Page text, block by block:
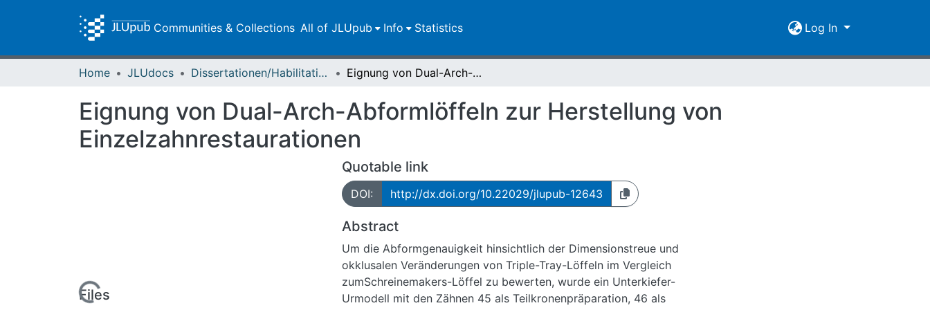
Communities & Collections All of JLUpub Info Statistics Log In
Home JLUdocs Dissertationen/Habilitationen Eignung von Dual-Arch-Abformlöffeln zur Herstellung von Einzelzahnrestaurationen
Eignung von Dual-Arch-Abformlöffeln zur Herstellung von
Einzelzahnrestaurationen
Files
Quotable link
DOI: http://dx.doi.org/10.22029/jlupub-12643
Abstract
Um die Abformgenauigkeit hinsichtlich der Dimensionstreue und
okklusalen Veränderungen von Triple-Tray-Löffeln im Vergleich
zumSchreinemakers-Löffel zu bewerten, wurde ein Unterkiefer-
Urmodell mit den Zähnen 45 als Teilkronenpräparation, 46 als